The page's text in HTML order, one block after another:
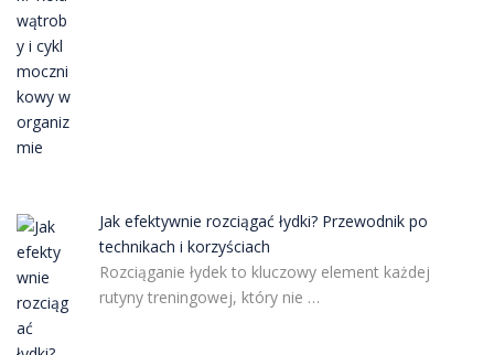
Jak efektywnie rozciągać łydki? Przewodnik po
technikach i korzyściach
Rozciąganie łydek to kluczowy element każdej
rutyny treningowej, który nie …